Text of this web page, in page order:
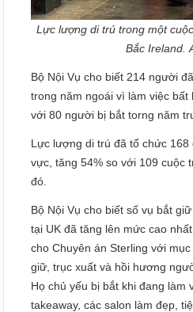
Lực lượng di trú trong một
Bắc Ireland.
Bộ Nội Vụ cho biết 214 người
trong năm ngoái vì làm việc
với 80 người bị bắt torng năm
Lực lượng di trú đã tổ chức 168
vực, tăng 54% so với 109 cuộc
đó.
Bộ Nội Vụ cho biết số vụ bắt
tại UK đã tăng lên mức cao
cho Chuyên án Sterling với
giữ, trục xuất và hồi hương
Họ chủ yếu bị bắt khi đang làm
takeaway, các salon làm đẹp,